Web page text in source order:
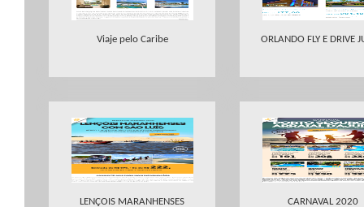
Viaje pelo Caribe ORLANDO FLY E DRIVE
LENÇOIS MARANHENSES CARNAVAL 2020